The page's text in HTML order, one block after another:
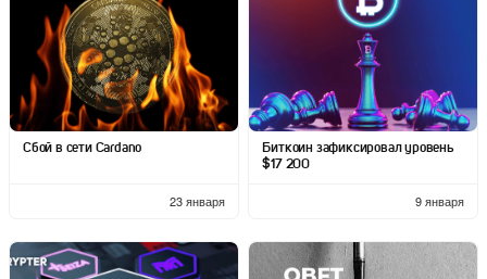
Сбой в сети Cardano
23 января
Биткоин зафиксировал уровень
$17 200
9 января